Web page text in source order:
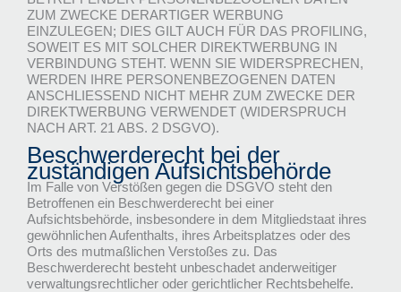
ZUM ZWECKE DERARTIGER WERBUNG
EINZULEGEN; DIES GILT AUCH FÜR DAS PROFILING,
SOWEIT ES MIT SOLCHER DIREKTWERBUNG IN
VERBINDUNG STEHT. WENN SIE WIDERSPRECHEN,
WERDEN IHRE PERSONENBEZOGENEN DATEN
ANSCHLIESSEND NICHT MEHR ZUM ZWECKE DER
DIREKTWERBUNG VERWENDET (WIDERSPRUCH
NACH ART. 21 ABS. 2 DSGVO).
Beschwerde­recht bei der
zuständigen Aufsichts­behörde
Im Falle von Verstößen gegen die DSGVO steht den
Betroffenen ein Beschwerderecht bei einer
Aufsichtsbehörde, insbesondere in dem Mitgliedstaat ihres
gewöhnlichen Aufenthalts, ihres Arbeitsplatzes oder des
Orts des mutmaßlichen Verstoßes zu. Das
Beschwerderecht besteht unbeschadet anderweitiger
verwaltungsrechtlicher oder gerichtlicher Rechtsbehelfe.